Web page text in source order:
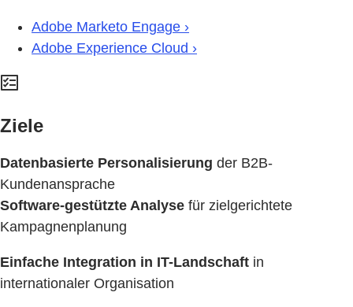
Adobe Marketo Engage ›
Adobe Experience Cloud ›
Ziele
Datenbasierte Personalisierung der B2B-
Kundenansprache
Software-gestützte Analyse für zielgerichtete
Kampagnenplanung
Einfache Integration in IT-Landschaft in
internationaler Organisation